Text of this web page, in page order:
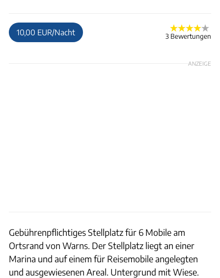
10,00 EUR/Nacht 3 Bewertungen
ANZEIGE
Gebührenpflichtiges Stellplatz für 6 Mobile am
Ortsrand von Warns. Der Stellplatz liegt an einer
Marina und auf einem für Reisemobile angelegten
und ausgewiesenen Areal. Untergrund mit Wiese.